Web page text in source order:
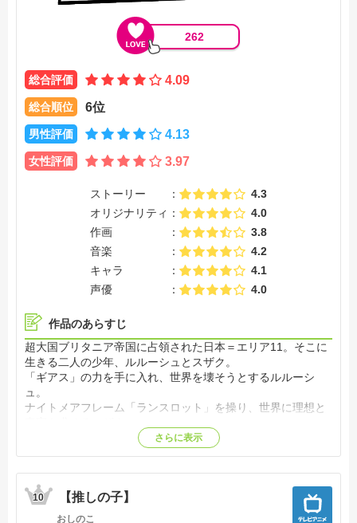
262
総合評価 4.09
総合順位 6位
男性評価 4.13
女性評価 3.97
ストーリー
4.3
オリジナリティ
4.0
作画
3.8
音楽
4.2
キャラ
4.1
声優
4.0
作品のあらすじ
超大国ブリタニア帝国に占領された日本＝エリア11。そこに
生きる二人の少年、ルルーシュとスザク。
「ギアス」の力を手に入れ、世界を壊そうとするルルーシ
ュ。
ナイトメアフレーム「ランスロット」を操り、世界に理想と
二人の対照的な生き方は、やがて帝国を揺るがす大きなうね
さらに表示
10 【推しの子】
おしのこ